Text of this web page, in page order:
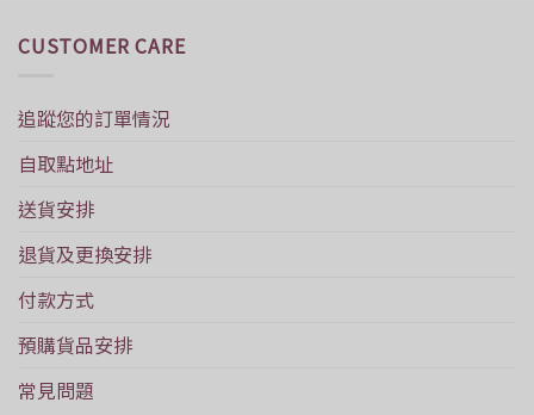
CUSTOMER CARE
追蹤您的訂單情況
自取點地址
送貨安排
退貨及更換安排
付款方式
預購貨品安排
常見問題